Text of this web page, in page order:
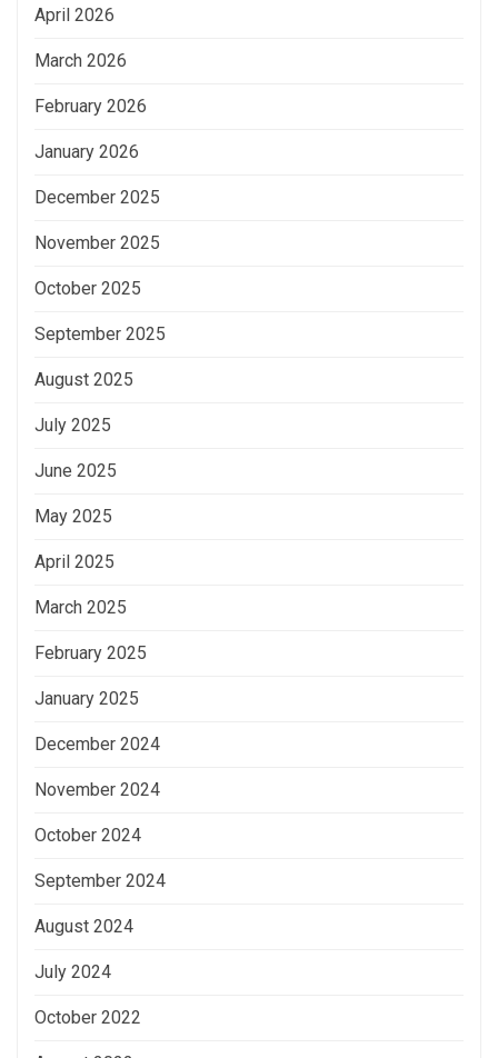
April 2026
March 2026
February 2026
January 2026
December 2025
November 2025
October 2025
September 2025
August 2025
July 2025
June 2025
May 2025
April 2025
March 2025
February 2025
January 2025
December 2024
November 2024
October 2024
September 2024
August 2024
July 2024
October 2022